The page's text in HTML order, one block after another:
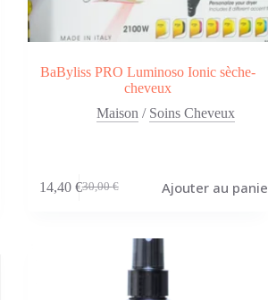
BaByliss PRO Luminoso Ionic sèche-
cheveux
Maison / Soins Cheveux
30,00€
Le
14,40 €Le
Ajouter au panier